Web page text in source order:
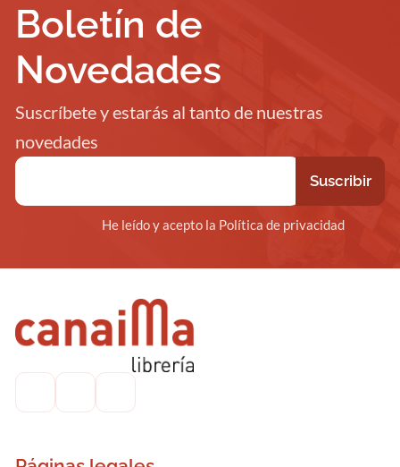
Boletín de
Novedades
Suscríbete y estarás al tanto de nuestras
novedades
He leído y acepto la Política de privacidad